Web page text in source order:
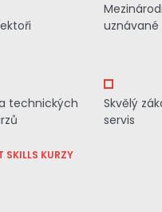
technických
SKILLS KURZY
Skvělý
servis